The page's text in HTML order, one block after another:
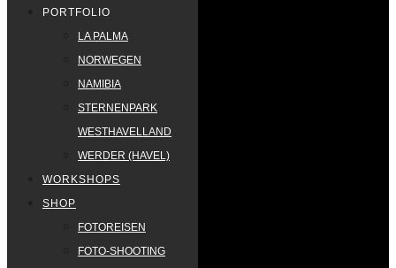
PORTFOLIO
LA PALMA
NORWEGEN
NAMIBIA
STERNENPARK
WESTHAVELLAND
WERDER (HAVEL)
WORKSHOPS
SHOP
FOTOREISEN
FOTO-SHOOTING